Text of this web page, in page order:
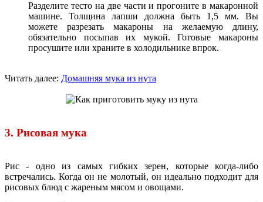
Разделите тесто на две части и прогоните в макаронной
машине. Толщина лапши должна быть 1,5 мм. Вы
можете разрезать макароны на желаемую длину,
обязательно посыпав их мукой. Готовые макароны
просушите или храните в холодильнике впрок.
Читать далее: Домашняя мука из нута
3. Рисовая мука
Рис - одно из самых гибких зерен, которые когда-либо
встречались. Когда он не молотый, он идеально подходит для
рисовых блюд с жареным мясом и овощами.